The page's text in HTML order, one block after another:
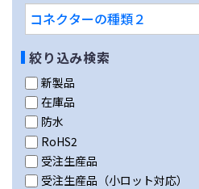
絞り込み検索
新製品
在庫品
防水
RoHS2
受注生産品
受注生産品（小ロット対応）